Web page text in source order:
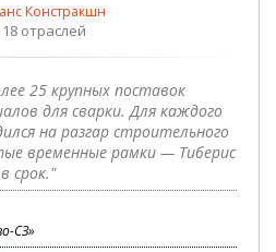
Констракшн
отраслей
25 крупных поставок
для сварки. Для каждого
на разгар строительного
временные рамки — Тиберис
срок."
СЗ»